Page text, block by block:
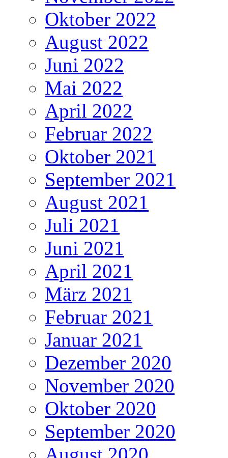
Oktober 2022
August 2022
Juni 2022
Mai 2022
April 2022
Februar 2022
Oktober 2021
September 2021
August 2021
Juli 2021
Juni 2021
April 2021
März 2021
Februar 2021
Januar 2021
Dezember 2020
November 2020
Oktober 2020
September 2020